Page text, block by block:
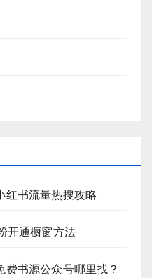
红书流量热搜攻略
开通橱窗方法
书源公众号哪里找？